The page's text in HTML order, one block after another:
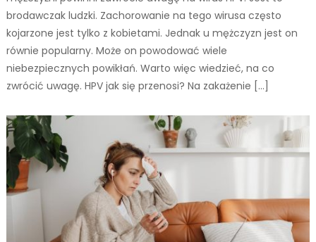
brodawczak ludzki. Zachorowanie na tego wirusa często
kojarzone jest tylko z kobietami. Jednak u mężczyzn jest on
równie popularny. Może on powodować wiele
niebezpiecznych powikłań. Warto więc wiedzieć, na co
zwrócić uwagę. HPV jak się przenosi? Na zakażenie […]